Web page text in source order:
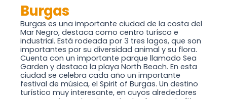
Burgas
Burgas es una importante ciudad de la costa del
Mar Negro, destaca como centro turísco e
industrial. Está rodeada por 3 tres lagos, que son
importantes por su diversidad animal y su flora.
Cuenta con un importante parque llamado Sea
Garden y destaca la playa North Beach. En esta
ciudad se celebra cada año un importante
festival de música, el Spirit of Burgas. Un destino
turístico muy interesante, en cuyos alrededores